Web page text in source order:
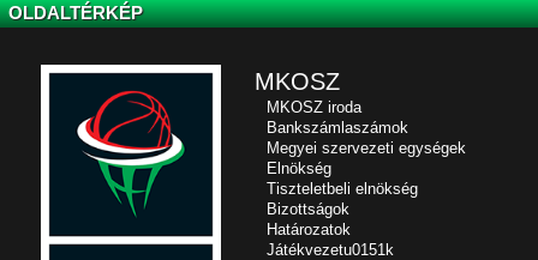
OLDALTÉRKÉP
MKOSZ
MKOSZ iroda
Bankszámlaszámok
Megyei szervezeti egységek
Elnökség
Tiszteletbeli elnökség
Bizottságok
Határozatok
Játékvezetu0151k